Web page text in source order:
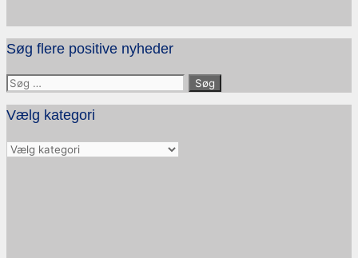
Søg flere positive nyheder
Søg
efter:
Vælg kategori
Vælg